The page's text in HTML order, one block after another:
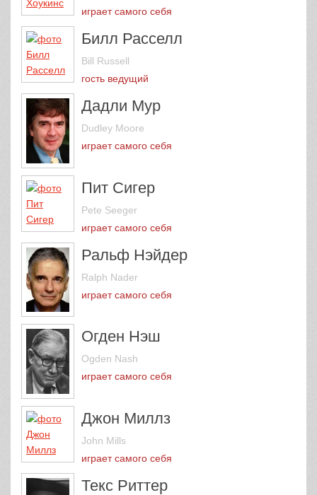
играет самого себя
Билл Расселл
Bill Russell
гость ведущий
Дадли Мур
Dudley Moore
играет самого себя
Пит Сигер
Pete Seeger
играет самого себя
Ральф Нэйдер
Ralph Nader
играет самого себя
Огден Нэш
Ogden Nash
играет самого себя
Джон Миллз
John Mills
играет самого себя
Текс Риттер